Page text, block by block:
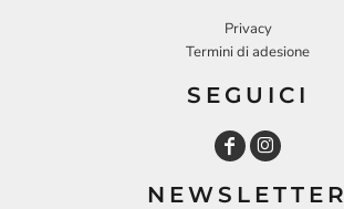
Privacy
Termini di adesione
SEGUICI
NEWSLETTER